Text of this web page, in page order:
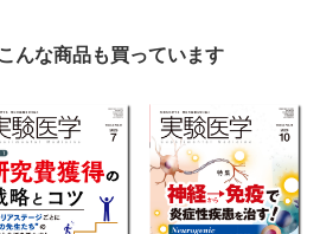
リーニング【福田康二】
スクリーニングの融合【樽本雄
んな商品も買っています